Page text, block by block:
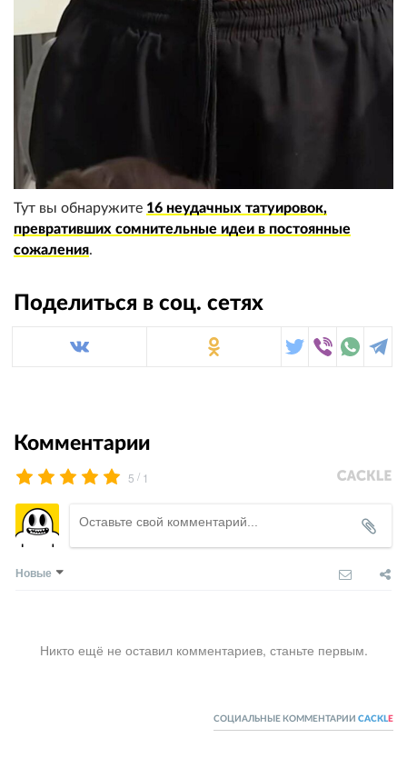
Тут вы обнаружите 16 неудачных татуировок,
превративших сомнительные идеи в постоянные
сожаления.
Поделиться в соц. сетях
Комментарии
5 / 1
Новые
Никто ещё не оставил комментариев, станьте первым.
СОЦИАЛЬНЫЕ КОММЕНТАРИИ CACKL E